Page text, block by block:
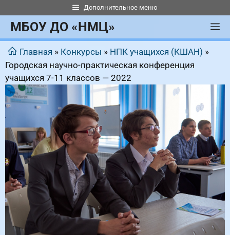
к
содержимому
Дополнительное меню
МБОУ ДО «НМЦ»
Главная » Конкурсы » НПК учащихся (КШАН) »
Городская научно-практическая конференция
учащихся 7-11 классов — 2022